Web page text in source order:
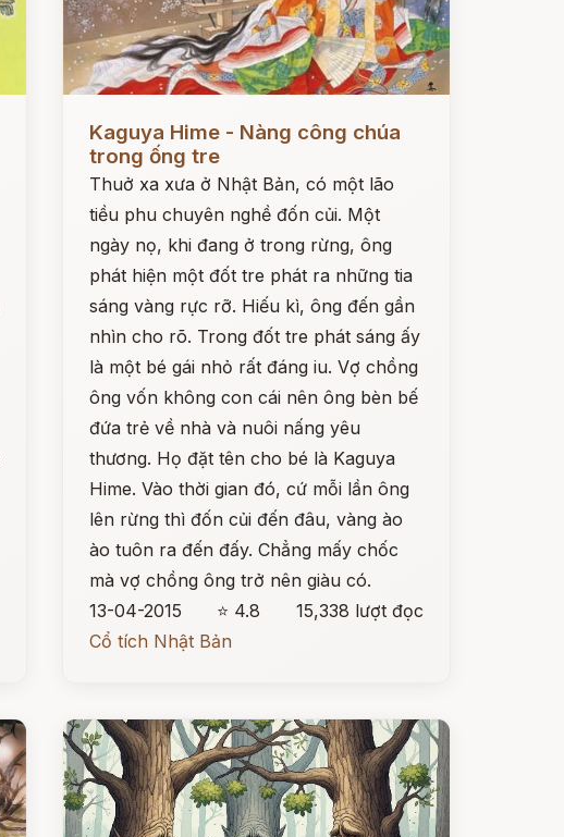
Kaguya Hime - Nàng công chúa
trong ống tre
Thuở xa xưa ở Nhật Bản, có một lão
tiều phu chuyên nghề đốn củi. Một
ngày nọ, khi đang ở trong rừng, ông
phát hiện một đốt tre phát ra những tia
sáng vàng rực rỡ. Hiếu kì, ông đến gần
nhìn cho rõ. Trong đốt tre phát sáng ấy
là một bé gái nhỏ rất đáng iu. Vợ chồng
ông vốn không con cái nên ông bèn bế
đứa trẻ về nhà và nuôi nấng yêu
thương. Họ đặt tên cho bé là Kaguya
Hime. Vào thời gian đó, cứ mỗi lần ông
lên rừng thì đốn củi đến đâu, vàng ào
ào tuôn ra đến đấy. Chẳng mấy chốc
mà vợ chồng ông trở nên giàu có.
13-04-2015
⭐ 4.8
15,338 lượt đọc
Cổ tích Nhật Bản